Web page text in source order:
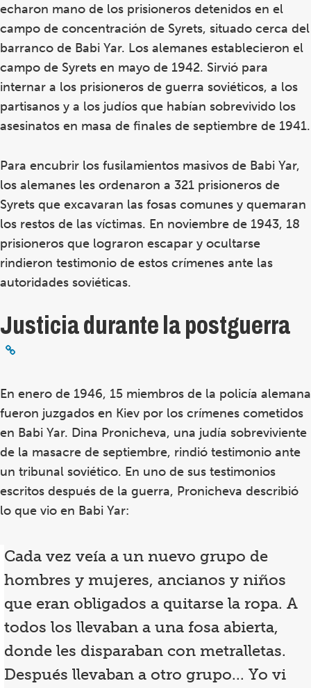
echaron mano de los prisioneros detenidos en el
campo de concentración de Syrets, situado cerca del
barranco de Babi Yar. Los alemanes establecieron el
campo de Syrets en mayo de 1942. Sirvió para
internar a los prisioneros de guerra soviéticos, a los
partisanos y a los judíos que habían sobrevivido los
asesinatos en masa de finales de septiembre de 1941.
Para encubrir los fusilamientos masivos de Babi Yar,
los alemanes les ordenaron a 321 prisioneros de
Syrets que excavaran las fosas comunes y quemaran
los restos de las víctimas. En noviembre de 1943, 18
prisioneros que lograron escapar y ocultarse
rindieron testimonio de estos crímenes ante las
autoridades soviéticas.
Justicia durante la postguerra
En enero de 1946, 15 miembros de la policía alemana
fueron juzgados en Kiev por los crímenes cometidos
en Babi Yar. Dina Pronicheva, una judía sobreviviente
de la masacre de septiembre, rindió testimonio ante
un tribunal soviético. En uno de sus testimonios
escritos después de la guerra, Pronicheva describió
lo que vio en Babi Yar:
Cada vez veía a un nuevo grupo de
hombres y mujeres, ancianos y niños
que eran obligados a quitarse la ropa. A
todos los llevaban a una fosa abierta,
donde les disparaban con metralletas.
Después llevaban a otro grupo... Yo vi